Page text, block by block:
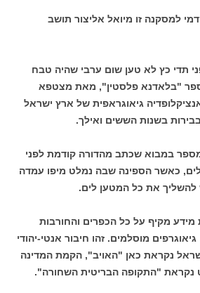
למסקנה זו מיואל אליצור תושב
תדי כץ לא טען שום ערבי שהיה טבח
"בלאדנא פלסטין", מאת מצטפא
גיאוגראפית של ארץ ישראל
במבוא שכתב מהדורה קודמת לפני
לים, כאשר הספינה שבה נמלט מיפו עמדה
להשליך את כל המטען לים.
מידע מקיף על כל הכפרים והחורבות
מוסלמים. זהו חיבור אנטי-יהודי
ישראל נקראת כאן "האויב", הקמת המדינה
נקראת "התקופה הבריטית השחורה".